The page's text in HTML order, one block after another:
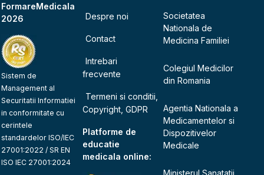
FormareMedicala
2026
Sistem de
Management al
Securitatii Informatiei
in conformitate cu
cerintele
standardelor ISO/IEC
27001:2022 / SR EN
ISO IEC 27001:2024
Despre noi
Contact
Intrebari
frecvente
Termeni si conditii,
Copyright, GDPR
Platforme de
educatie
medicala online:
Societatea
Nationala de
Medicina Familiei
Colegiul Medicilor
din Romania
Agentia Nationala a
Medicamentelor si
Dispozitivelor
Medicale
Ministerul Sanatatii